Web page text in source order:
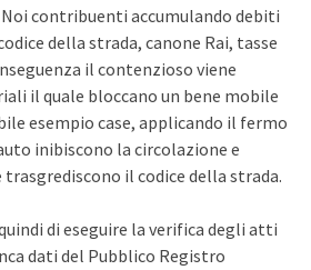
contribuenti accumulando debiti
della strada, canone Rai, tasse
il contenzioso viene
il quale bloccano un bene mobile
esempio case, applicando il fermo
inibiscono la circolazione e
il codice della strada.
di eseguire la verifica degli atti
dati del Pubblico Registro